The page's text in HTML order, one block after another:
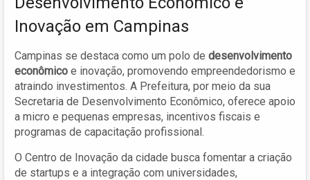
Inovação em Campinas
Campinas se destaca como um polo de desenvolvimento
econômico e inovação, promovendo empreendedorismo e
atraindo investimentos. A Prefeitura, por meio da sua
Secretaria de Desenvolvimento Econômico, oferece apoio
a micro e pequenas empresas, incentivos fiscais e
programas de capacitação profissional.
O Centro de Inovação da cidade busca fomentar a criação
de startups e a integração com universidades,